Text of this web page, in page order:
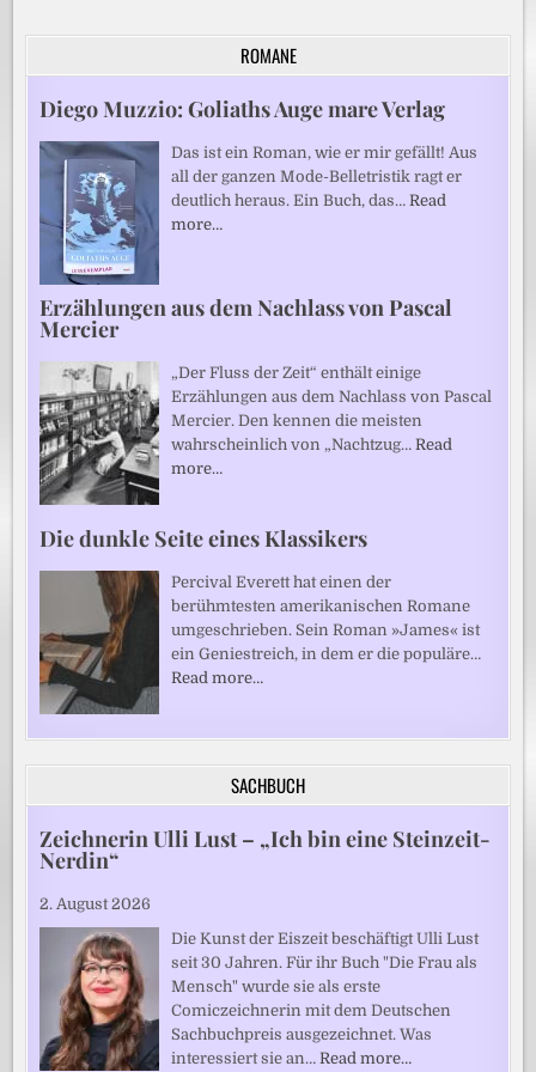
ROMANE
Diego Muzzio: Goliaths Auge mare Verlag
Das ist ein Roman, wie er mir gefällt! Aus
all der ganzen Mode-Belletristik ragt er
deutlich heraus. Ein Buch, das…Read
more…
Erzählungen aus dem Nachlass von Pascal
Mercier
„Der Fluss der Zeit“ enthält einige
Erzählungen aus dem Nachlass von Pascal
Mercier. Den kennen die meisten
wahrscheinlich von „Nachtzug…Read
more…
Die dunkle Seite eines Klassikers
Percival Everett hat einen der
berühmtesten amerikanischen Romane
umgeschrieben. Sein Roman »James« ist
ein Geniestreich, in dem er die populäre…
Read more…
SACHBUCH
Zeichnerin Ulli Lust – „Ich bin eine Steinzeit-
Nerdin“
2. August 2026
Die Kunst der Eiszeit beschäftigt Ulli Lust
seit 30 Jahren. Für ihr Buch "Die Frau als
Mensch" wurde sie als erste
Comiczeichnerin mit dem Deutschen
Sachbuchpreis ausgezeichnet. Was
interessiert sie an…Read more…